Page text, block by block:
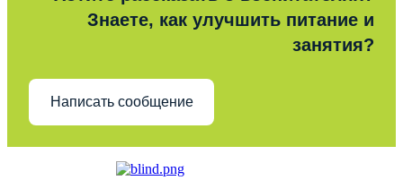
Знаете, как улучшить питание и
занятия?
Написать сообщение